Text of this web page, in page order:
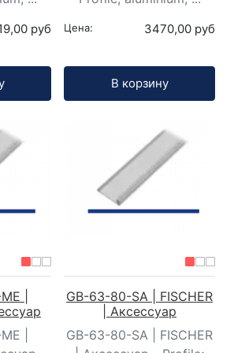
руб Цена: 3470,00 руб
В корзину
|
|
GB-63-80-SA | FISCHER
| Аксессуар
GB-63-80-SA | FISCHER